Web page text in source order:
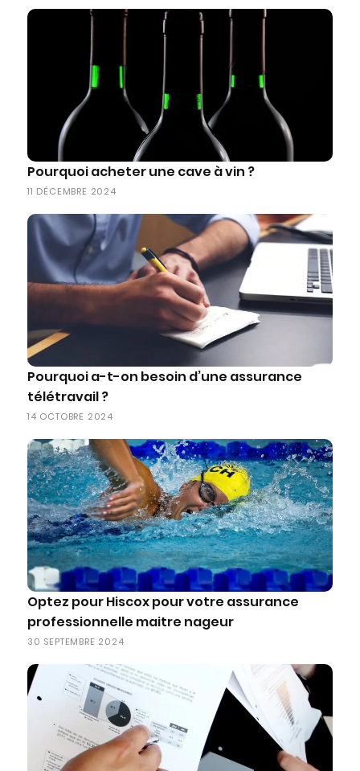
Pourquoi acheter une cave à vin ?
11 DÉCEMBRE 2024
Pourquoi a-t-on besoin d’une assurance
télétravail ?
14 OCTOBRE 2024
Optez pour Hiscox pour votre assurance
professionnelle maitre nageur
30 SEPTEMBRE 2024